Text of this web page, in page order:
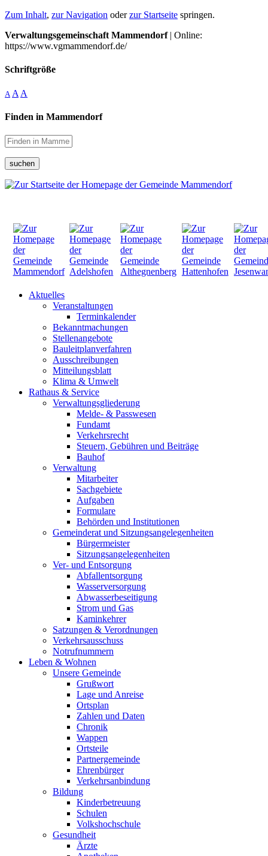
Zum Inhalt, zur Navigation oderzur Startseite springen.
Verwaltungsgemeinschaft Mammendorf| Online:
https://www.vgmammendorf.de/
Schriftgröße
A A A
Finden in Mammendorf
suchen
Aktuelles
Veranstaltungen
Terminkalender
Bekanntmachungen
Stellenangebote
Bauleitplanverfahren
Ausschreibungen
Mitteilungsblatt
Klima & Umwelt
Rathaus & Service
Verwaltungsgliederung
Melde- & Passwesen
Fundamt
Verkehrsrecht
Steuern, Gebühren und Beiträge
Bauhof
Verwaltung
Mitarbeiter
Sachgebiete
Aufgaben
Formulare
Behörden und Institutionen
Gemeinderat und Sitzungsangelegenheiten
Bürgermeister
Sitzungsangelegenheiten
Ver- und Entsorgung
Abfallentsorgung
Wasserversorgung
Abwasserbeseitigung
Strom und Gas
Kaminkehrer
Satzungen & Verordnungen
Verkehrsausschuss
Notrufnummern
Leben & Wohnen
Unsere Gemeinde
Grußwort
Lage und Anreise
Ortsplan
Zahlen und Daten
Chronik
Wappen
Ortsteile
Partnergemeinde
Ehrenbürger
Verkehrsanbindung
Bildung
Kinderbetreuung
Schulen
Volkshochschule
Gesundheit
Ärzte